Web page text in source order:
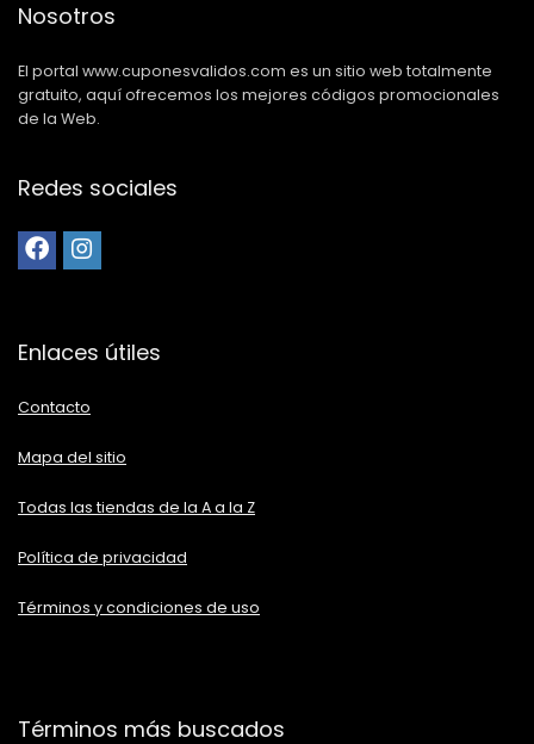
Nosotros
El portal www.cuponesvalidos.com es un sitio web totalmente
gratuito, aquí ofrecemos los mejores códigos promocionales
de la Web.
Redes sociales
Enlaces útiles
Contacto
Mapa del sitio
Todas las tiendas de la A a la Z
Política de privacidad
Términos y condiciones de uso
Términos más buscados